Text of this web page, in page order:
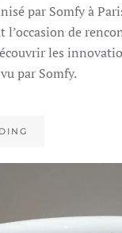
par Somfy à
de
les
par Somfy.